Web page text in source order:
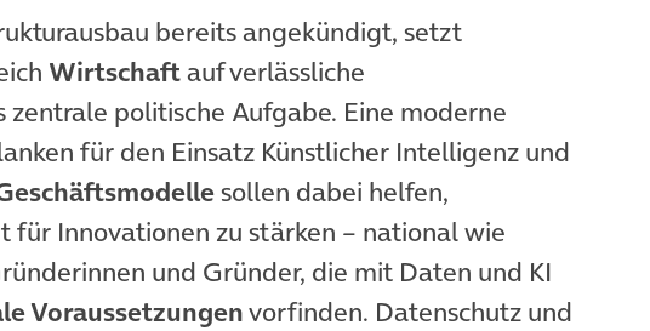
bereits angekündigt, setzt
Wirtschaftauf verlässliche
zentrale politische Aufgabe. Eine moderne
für den Einsatz Künstlicher Intelligenz und
sollen dabei helfen,
für Innovationen zu stärken – national wie
und Gründer, die mit Daten und KI
Voraussetzungenvorfinden. Datenschutz und